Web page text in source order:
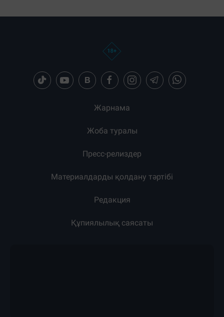
Жарнама
Жоба туралы
Пресс-релиздер
Материалдарды қолдану тәртібі
Редакция
Құпиялылық саясаты